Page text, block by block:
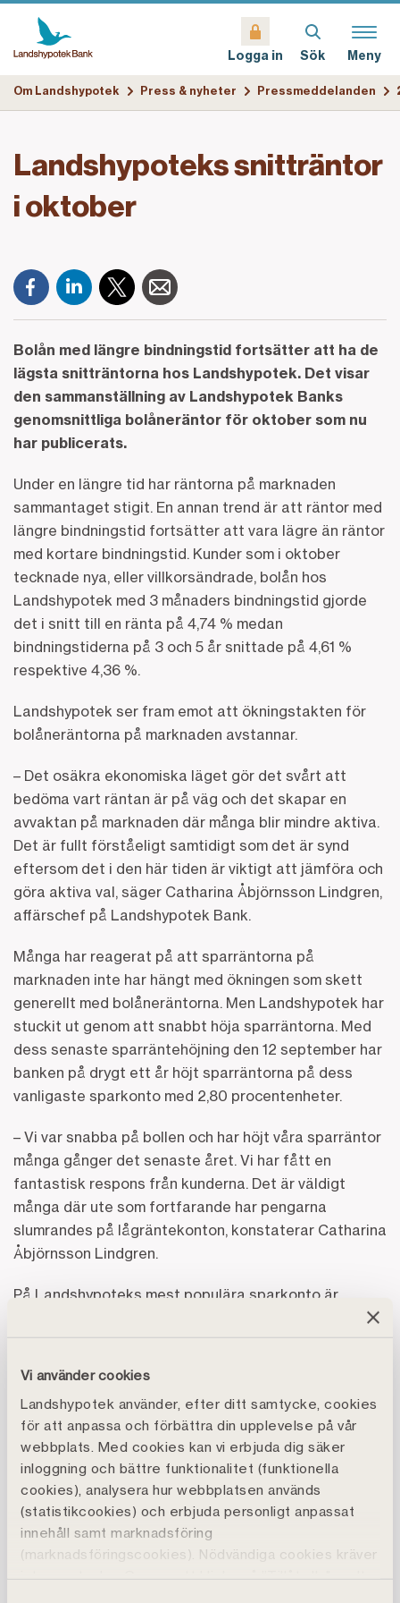
Vi använder cookies
Landshypotek använder, efter ditt samtycke, cookies
för att anpassa och förbättra din upplevelse på vår
webbplats. Med cookies kan vi erbjuda dig säker
inloggning och bättre funktionalitet (funktionella
cookies), analysera hur webbplatsen används
(statistikcookies) och erbjuda personligt anpassat
innehåll samt marknadsföring
(marknadsföringscookies). Nödvändiga cookies kräver
inte samtycke. Genom att klicka på ”Tillåt alla" godtar
Logga in Sök Meny
Om Landshypotek Press & nyheter Pressmeddelanden
Landshypoteks snitträntor
i oktober
Bolån med längre bindningstid fortsätter att ha de
lägsta snitträntorna hos Landshypotek. Det visar
den sammanställning av Landshypotek Banks
genomsnittliga bolåneräntor för oktober som nu
har publicerats.
Under en längre tid har räntorna på marknaden
sammantaget stigit. En annan trend är att räntor med
längre bindningstid fortsätter att vara lägre än räntor
med kortare bindningstid. Kunder som i oktober
tecknade nya, eller villkorsändrade, bolån hos
Landshypotek med 3 månaders bindningstid gjorde
det i snitt till en ränta på 4,74 % medan
bindningstiderna på 3 och 5 år snittade på 4,61 %
respektive 4,36 %.
Landshypotek ser fram emot att ökningstakten för
bolåneräntorna på marknaden avstannar.
– Det osäkra ekonomiska läget gör det svårt att
bedöma vart räntan är på väg och det skapar en
avvaktan på marknaden där många blir mindre aktiva.
Det är fullt förståeligt samtidigt som det är synd
eftersom det i den här tiden är viktigt att jämföra och
göra aktiva val, säger Catharina Åbjörnsson Lindgren,
affärschef på Landshypotek Bank.
Många har reagerat på att sparräntorna på
marknaden inte har hängt med ökningen som skett
generellt med bolåneräntorna. Men Landshypotek har
stuckit ut genom att snabbt höja sparräntorna. Med
dess senaste sparräntehöjning den 12 september har
banken på drygt ett år höjt sparräntorna på dess
vanligaste sparkonto med 2,80 procentenheter.
– Vi var snabba på bollen och har höjt våra sparräntor
många gånger det senaste året. Vi har fått en
fantastisk respons från kunderna. Det är väldigt
många där ute som fortfarande har pengarna
slumrandes på lågräntekonton, konstaterar Catharina
Åbjörnsson Lindgren.
På Landshypoteks mest populära sparkonto är
räntan nu 3,75 %. Landshypoteks sparkonton har fria
uttag, inga avgifter eller bindningstid och omfattas
Se Landshypotek Banks aktuella snitträntor för
bolån.
Se Landshypotek Banks aktuella sparräntor för
privatpersoner.
Landshypotek – trygg finansiering sedan 1836
Landshypotek grundades 1836 och är idag till